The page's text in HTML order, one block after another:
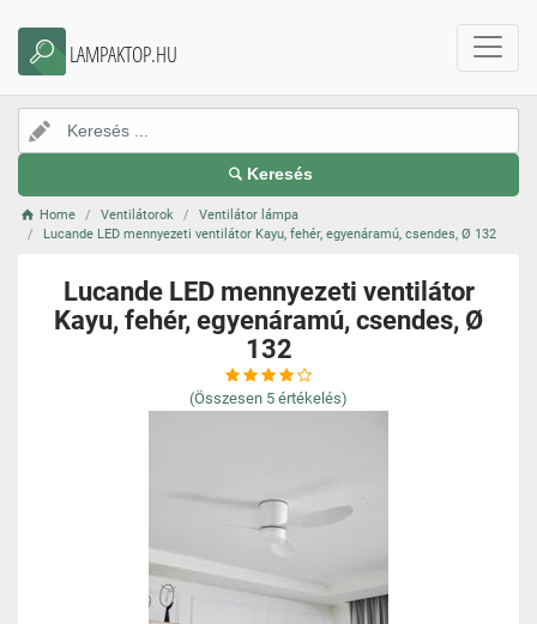
LAMPAKTOP.HU
Keresés
Home Ventilátorok
Ventilátor lámpa
Lucande LED mennyezeti ventilátor Kayu, fehér, egyenáramú, csendes, Ø 132
Lucande LED mennyezeti ventilátor
Kayu, fehér, egyenáramú, csendes, Ø
132
(Összesen 5 értékelés)